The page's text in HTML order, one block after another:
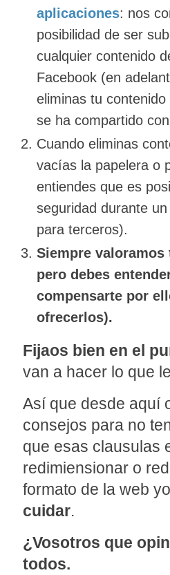
aplicaciones: nos
posibilidad de ser
cualquier contenido
Facebook (en
eliminas tu
se ha compartido
Cuando eliminas
vacías la papelera o
entiendes que es
seguridad durante
para terceros).
Siempre
pero debes
compensarte por
ofrecerlos).
Fijaos bien en el
van a hacer lo que
Así que desde aquí
consejos para no
que esas clausulas
redimiensionar o
formato de la web
cuidar.
¿Vosotros que
todos.